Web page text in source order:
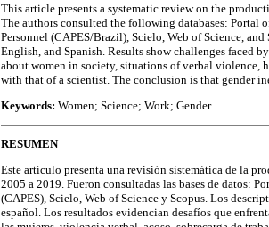
This article presents a systematic review on the
The authors consulted the following databases:
Personnel (CAPES/Brazil), Scielo, Web of Science,
English, and Spanish. Results show challenges faced
about women in society, situations of verbal violence,
with that of a scientist. The conclusion is that gender
Keywords: Women; Science; Work; Gender
RESUMEN
Este artículo presenta una revisión sistemática de la
2005 a 2019. Fueron consultadas las bases de datos:
(CAPES), Scielo, Web of Science y Scopus. Los
español. Los resultados evidencian desafíos que